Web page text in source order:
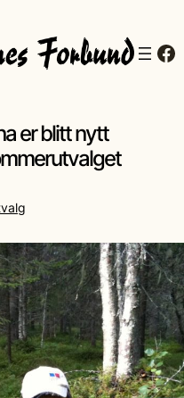
er blitt nytt